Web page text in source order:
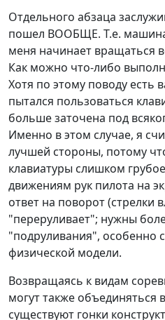
Отдельного абзаца
пошел ВООБЩЕ. Т.е.
меня начинает вращаться
Как можно что-либо
Хотя по этому поводу есть
пытался пользоваться
больше заточена под
Именно в этом случае, я
лучшей стороны, потому
клавиатуры слишком
движениям рук пилота на
ответ на поворот (стрелки
"переруливает"; нужны
"подруливания", особенно
физической модели.
Возвращаясь к видам
могут также объединяться
существуют гонки